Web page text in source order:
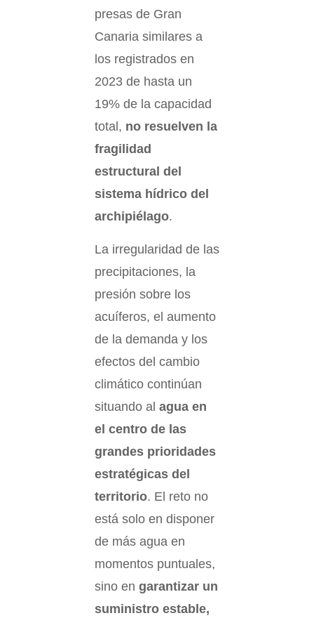
presas de Gran
Canaria similares a
los registrados en
2023 de hasta un
19% de la capacidad
total, no resuelven la
fragilidad
estructural del
sistema hídrico del
archipiélago.
La irregularidad de las
precipitaciones, la
presión sobre los
acuíferos, el aumento
de la demanda y los
efectos del cambio
climático continúan
situando al agua en
el centro de las
grandes prioridades
estratégicas del
territorio. El reto no
está solo en disponer
de más agua en
momentos puntuales,
sino en garantizar un
suministro estable,